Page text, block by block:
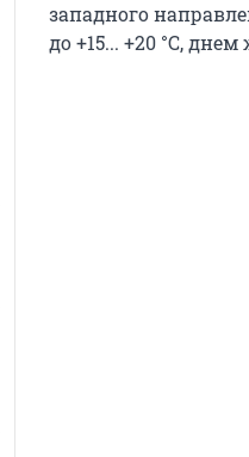
западного
до +15... +20 °С, днем